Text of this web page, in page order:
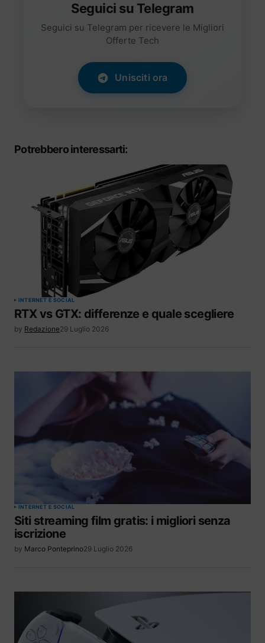
Seguici su Telegram
Seguici su Telegram per ricevere le Migliori
Offerte Tech
Unisciti ora
Potrebbero interessarti:
INTERNET E SOCIAL
RTX vs GTX: differenze e quale scegliere
by Redazione29 Luglio 2026
INTERNET E SOCIAL
Siti streaming film gratis: i migliori senza
iscrizione
by Marco Ponteprino29 Luglio 2026